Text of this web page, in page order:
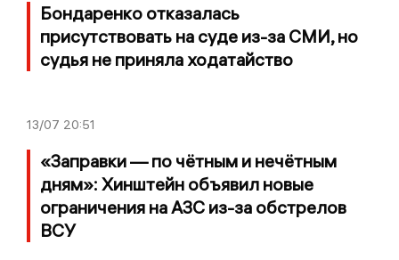
Бондаренко отказалась
присутствовать на суде из-за СМИ, но
судья не приняла ходатайство
13/07 20:51
«Заправки — по чётным и нечётным
дням»: Хинштейн объявил новые
ограничения на АЗС из-за обстрелов
ВСУ